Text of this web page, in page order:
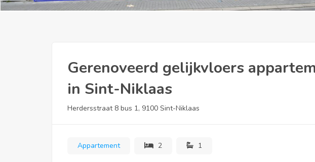
Gerenoveerd gelijkvloers
in Sint-Niklaas
Herdersstraat 8 bus 1, 9100 Sint-Niklaas
Appartement 2 1